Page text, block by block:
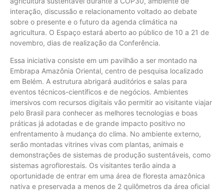
interação, discussão e relacionamento voltado ao debate
sobre o presente e o futuro da agenda climática na
agricultura. O Espaço estará aberto ao público de 10 a 21 de
novembro, dias de realização da Conferência.
Essa iniciativa consiste em um pavilhão a ser montado na
Embrapa Amazônia Oriental, centro de pesquisa localizado
em Belém. A estrutura abrigará auditórios e salas para
eventos técnicos-científicos e de negócios. Ambientes
imersivos com recursos digitais vão permitir ao visitante viajar
pelo Brasil para conhecer as melhores tecnologias e boas
práticas já adotadas e de grande impacto positivo no
enfrentamento à mudança do clima. No ambiente externo,
serão montadas vitrines vivas com plantas, animais e
demonstrações de sistemas de produção sustentáveis, como
sistemas agroflorestais. Os visitantes terão ainda a
oportunidade de entrar em uma área de floresta amazônica
nativa e preservada a menos de 2 quilômetros da área oficial